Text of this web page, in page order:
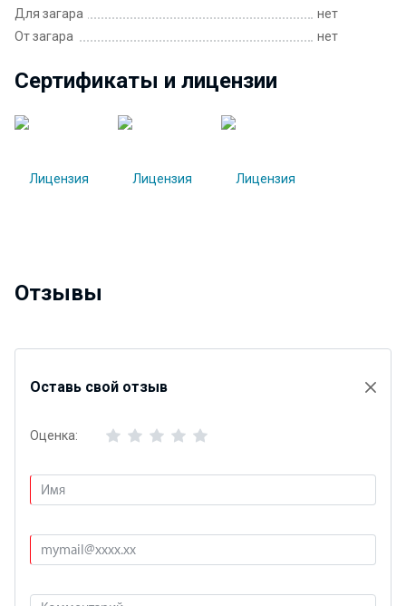
Для загара
нет
От загара
нет
Сертификаты и лицензии
Отзывы
Оставь свой отзыв
Оценка: